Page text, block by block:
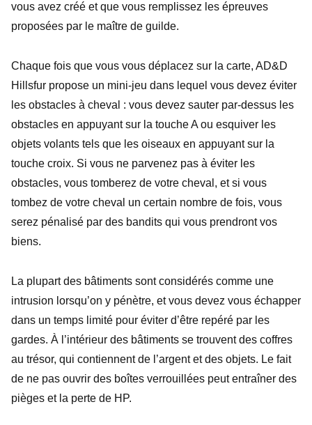
vous avez créé et que vous remplissez les épreuves
proposées par le maître de guilde.
Chaque fois que vous vous déplacez sur la carte, AD&D
Hillsfur propose un mini-jeu dans lequel vous devez éviter
les obstacles à cheval : vous devez sauter par-dessus les
obstacles en appuyant sur la touche A ou esquiver les
objets volants tels que les oiseaux en appuyant sur la
touche croix. Si vous ne parvenez pas à éviter les
obstacles, vous tomberez de votre cheval, et si vous
tombez de votre cheval un certain nombre de fois, vous
serez pénalisé par des bandits qui vous prendront vos
biens.
La plupart des bâtiments sont considérés comme une
intrusion lorsqu’on y pénètre, et vous devez vous échapper
dans un temps limité pour éviter d’être repéré par les
gardes. À l’intérieur des bâtiments se trouvent des coffres
au trésor, qui contiennent de l’argent et des objets. Le fait
de ne pas ouvrir des boîtes verrouillées peut entraîner des
pièges et la perte de HP.